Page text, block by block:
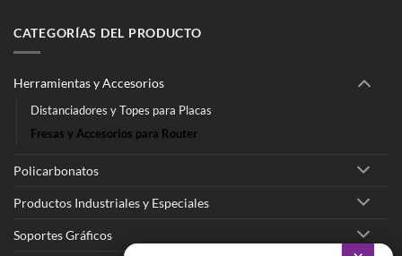
CATEGORÍAS DEL PRODUCTO
Herramientas y Accesorios
Distanciadores y Topes para Placas
Fresas y Accesorios para Router
Policarbonatos
Productos Industriales y Especiales
Soportes Gráficos